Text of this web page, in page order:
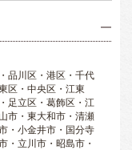
品川区・港区・千代
区・中央区・江東
足立区・葛飾区・江
市・東大和市・清瀬
・小金井市・国分寺
・立川市・昭島市・